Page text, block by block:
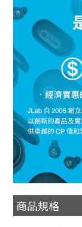
商品規格